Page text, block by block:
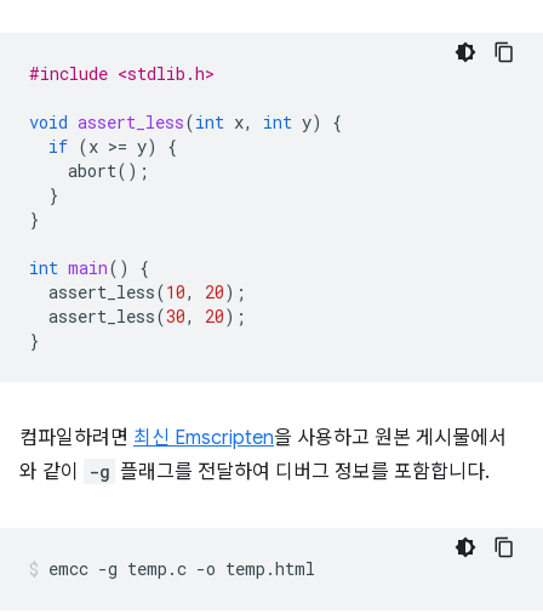
#include <stdlib.h>
void assert_less(int x, int y)
{
if (x >= y)
{
abort();
}
}
int main()
{
assert_less(10, 20);
assert_less(30, 20);
}
컴파일하려면 최신 Emscripten을 사용하고 원본 게시물에서
와 같이
-g 플래그를 전달하여 디버그 정보를 포함합니다.